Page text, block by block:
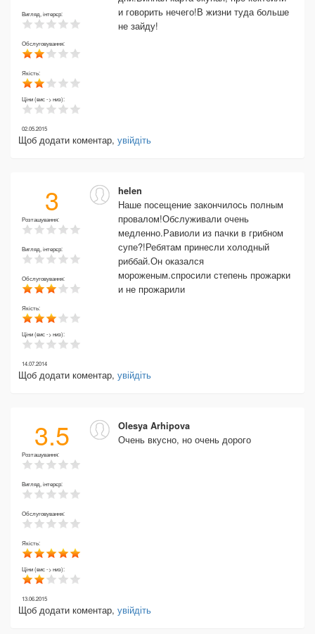
Вигляд, інтерєр:
Обслуговування:
Якість:
Ціни (вис -> низ):
и говорить нечего!В жизни туда больше
не зайду!
02.05.2015
Щоб додати коментар, увійдіть
3
Розташування:
Вигляд, інтерєр:
Обслуговування:
Якість:
Ціни (вис -> низ):
helen
Наше посещение закончилось полным
провалом!Обслуживали очень
медленно.Равиоли из пачки в грибном
супе?!Ребятам принесли холодный
риббай.Он оказался
мороженым.спросили степень прожарки
и не прожарили
14.07.2014
Щоб додати коментар, увійдіть
3.5
Розташування:
Вигляд, інтерєр:
Обслуговування:
Якість:
Ціни (вис -> низ):
Olesya Arhipova
Очень вкусно, но очень дорого
13.06.2015
Щоб додати коментар, увійдіть